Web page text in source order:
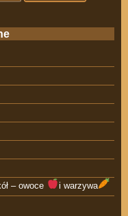
– owoce
i warzywa